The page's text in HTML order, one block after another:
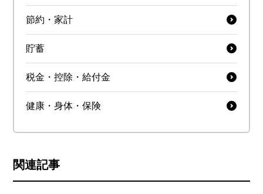
節約・家計
貯蓄
税金・控除・給付金
健康・身体・保険
関連記事